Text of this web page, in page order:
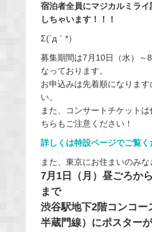
宿泊者全員にマジカルミラ
しちゃいます！！！
Σ(´д｀*）
募集期間は7月10日（水）～
なっております。
お申込みは先着順になります
い。
また、コンサートチケット
ちらもご注意ください！
詳しくは特設ページでご覧
また、東京にお住まいのみな
7月1日（月）昼ごろか
まで
渋谷駅地下2階コンコー
半蔵門線）にポスター